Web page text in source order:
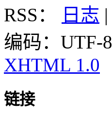
RSS：
日志 |
编码：UTF-8
XHTML 1.0
链接